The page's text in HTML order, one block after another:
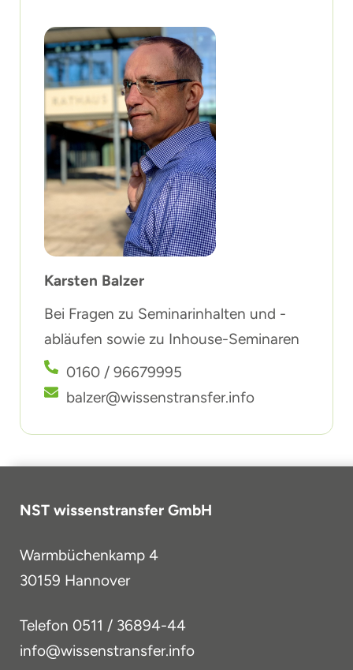
Karsten Balzer
Bei Fragen zu Seminarinhalten und -
abläufen sowie zu Inhouse-Seminaren
0160 / 96679995
balzer@wissenstransfer.info
NST wissenstransfer GmbH
Warmbüchenkamp 4
30159 Hannover
Telefon 0511 / 36894-44
info@wissenstransfer.info